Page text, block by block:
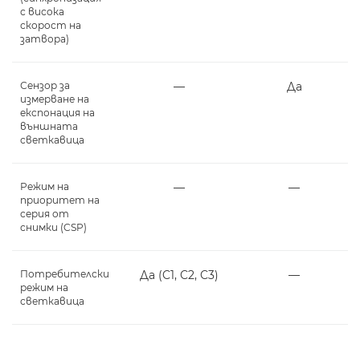
с висока
скорост на
затвора)
Сензор за
измерване на
експонация на
външната
светкавица
― Да
Режим на
приоритет на
серия от
снимки (CSP)
― ―
Потребителски
режим на
светкавица
Да (C1, C2, C3) ―